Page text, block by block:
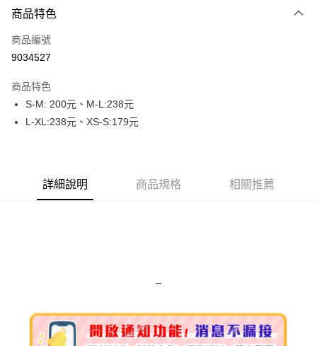
信用卡一次付款
超商取貨付款
Apple Pay
街口支付
Google Pay
每筆NT$80，滿NT$999(含以上)免運費
每筆NT$80，滿NT$999(含以上)免運費
商品特色
商品編號
9034527
商品特色
S-M: 200元、M-L:238元
L-XL:238元、XS-S:179元
詳細說明 商品規格 相關推薦
--